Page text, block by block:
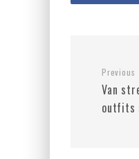
Previous
Van
outfits